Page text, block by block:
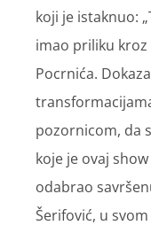
koji je istaknuo:
imao priliku kroz
Pocrnića.
pozornicom, da
koje je ovaj
odabrao
Šerifović, u